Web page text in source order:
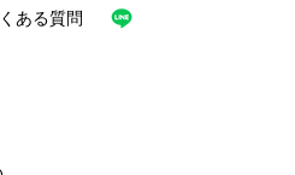
ある質問